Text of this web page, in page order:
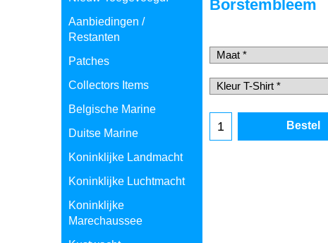
Aanbiedingen /
Restanten
Patches
Collectors Items
Belgische Marine
Duitse Marine
Koninklijke Landmacht
Koninklijke Luchtmacht
Koninklijke
Marechaussee
Borstembleem